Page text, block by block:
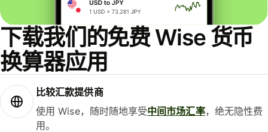
下载我们的免费 Wise 货币
换算器应用
比较汇款提供商
使用 Wise，随时随地享受中间市场汇率，绝无隐性费
用。